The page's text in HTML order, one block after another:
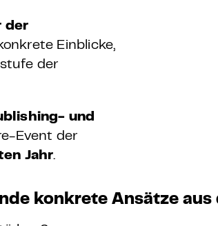
der
Einblicke,
der
und
Event der
Jahr.
konkrete Ansätze aus